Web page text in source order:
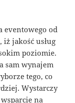
eventowego od
jakość usług
poziomie.
sam wynajem
tego, co
Wystarczy
na